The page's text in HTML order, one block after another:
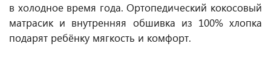
в холодное время года. Ортопедический кокосовый
матрасик и внутренняя обшивка из 100% хлопка
подарят ребёнку мягкость и комфорт.